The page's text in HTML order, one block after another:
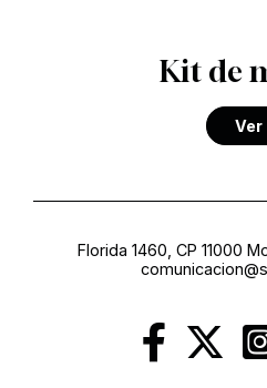
Kit de
Ver
Florida 1460, CP 11000